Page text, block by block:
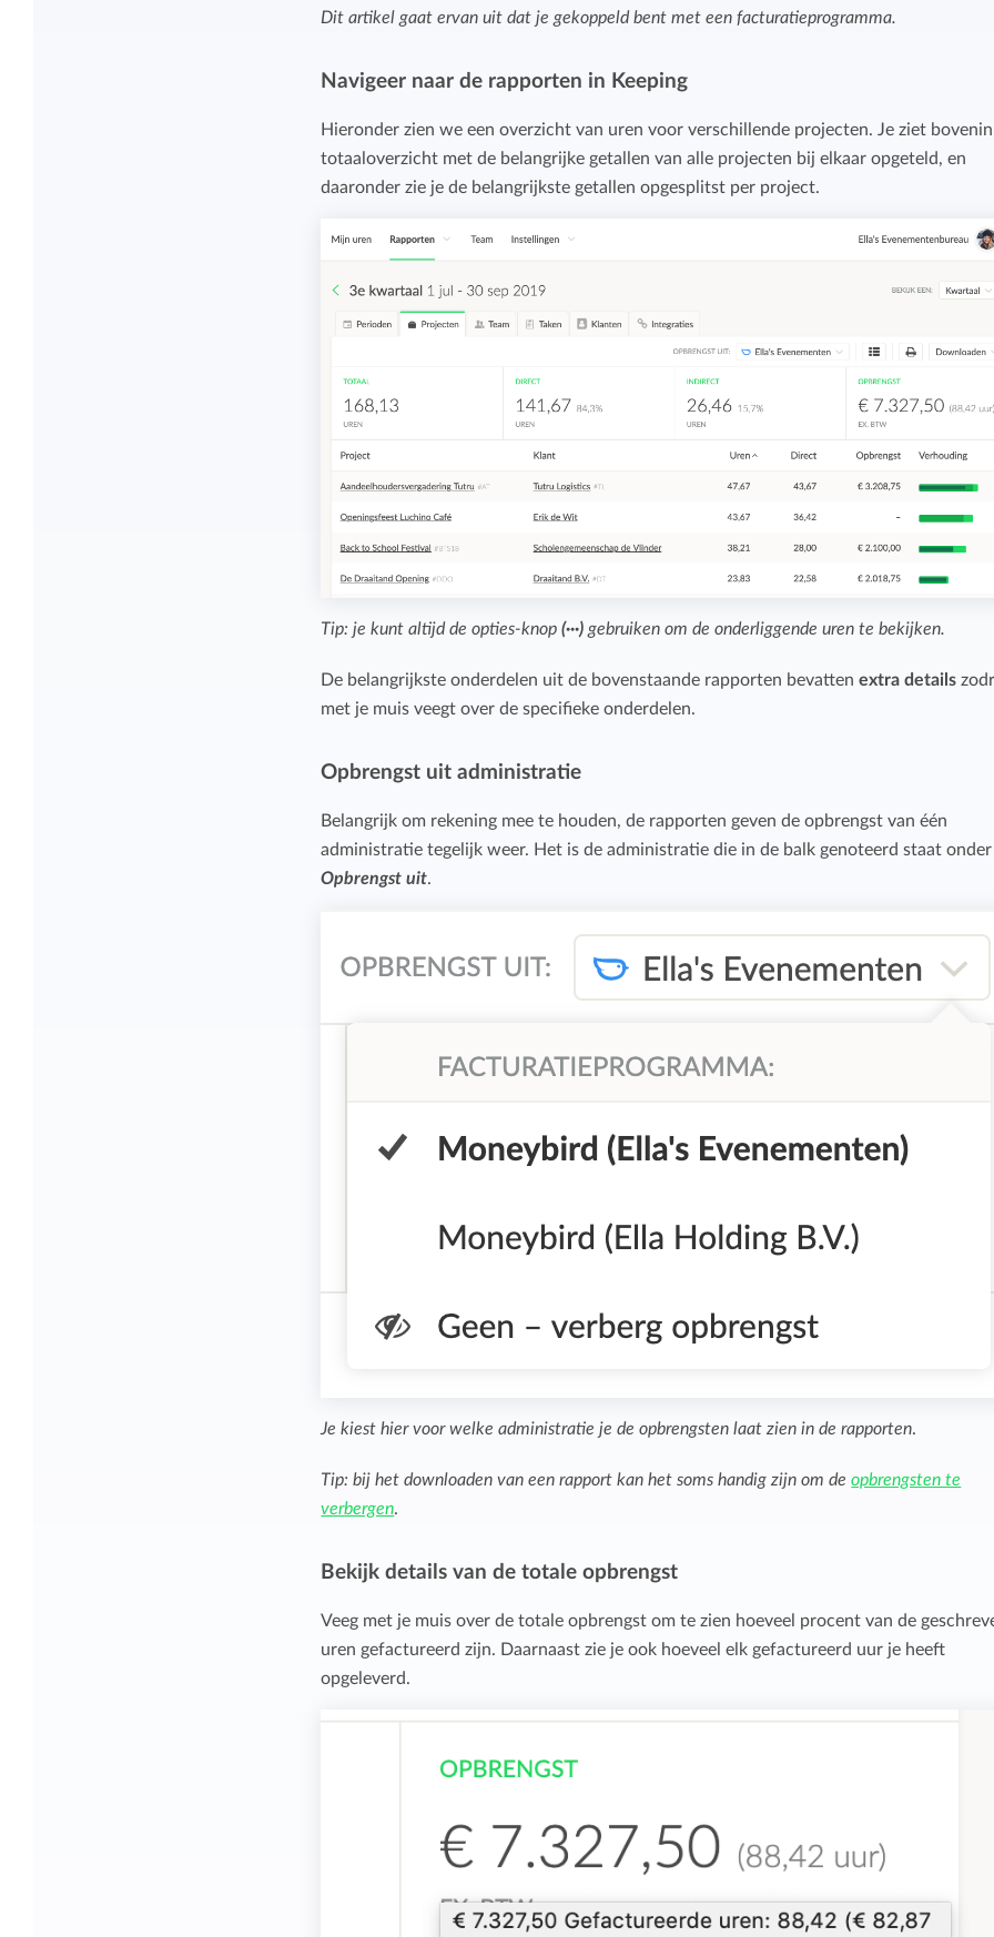
Overzicht en structuur houden
Houd overzicht en pas de structuur aan
boekhoudpakketten.
Bekijk alle oplossingen
Budget bijhouden
overzichten.
Facturatiekoppelingen
Eenvoudig uren factureren met bekende
Dit artikel gaat ervan uit dat je gekoppeld bent met een facturatieprogramma.
Navigeer naar de rapporten in Keeping
Hieronder zien we een overzicht van uren voor verschillende projecten. Je ziet
totaaloverzicht met de belangrijke getallen van alle projecten bij elkaar opgeteld, en
daaronder zie je de belangrijkste getallen opgesplitst per project.
Tip: je kunt altijd de opties-knop(···) gebruiken om de onderliggende uren te bekijken.
De belangrijkste onderdelen uit de bovenstaande rapporten bevattenextra details
met je muis veegt over de specifieke onderdelen.
Opbrengst uit administratie
Belangrijk om rekening mee te houden, de rapporten geven de opbrengst van één
administratie tegelijk weer. Het is de administratie die in de balk genoteerd staat onder
Opbrengst uit.
Je kiest hier voor welke administratie je de opbrengsten laat zien in de rapporten.
Tip: bij het downloaden van een rapport kan het soms handig zijn om deopbrengsten te
verbergen.
Bekijk details van de totale opbrengst
Veeg met je muis over de totale opbrengst om te zien hoeveel procent van de
uren gefactureerd zijn. Daarnaast zie je ook hoeveel elk gefactureerd uur je heeft
opgeleverd.